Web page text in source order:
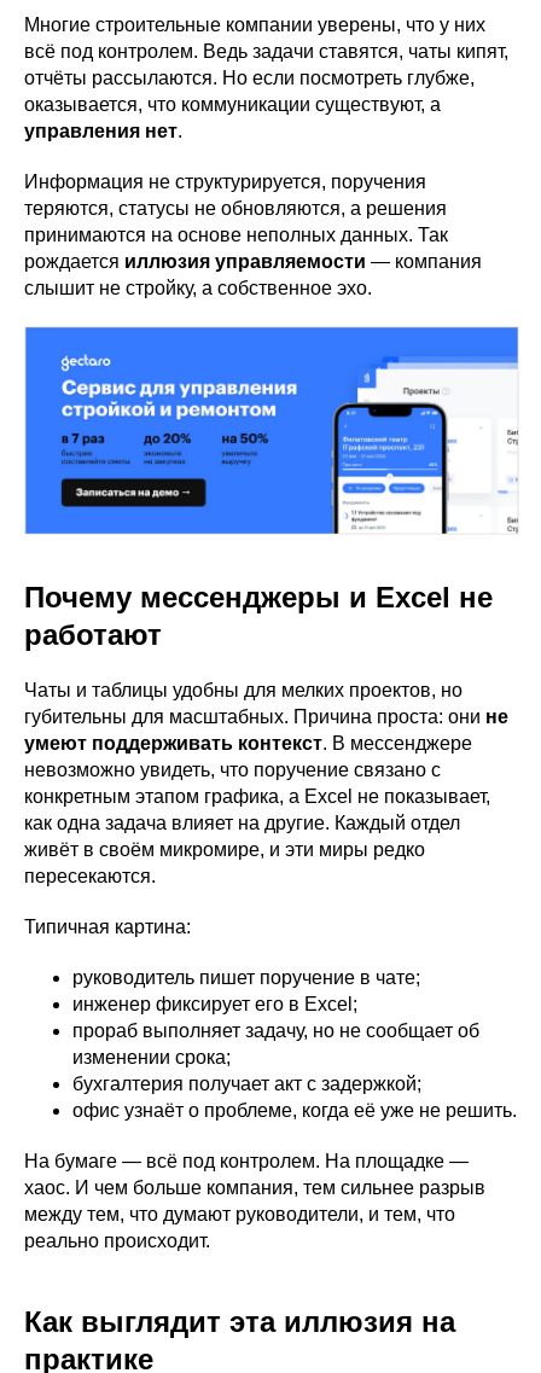
Многие строительные компании уверены, что у них
всё под контролем. Ведь задачи ставятся, чаты кипят,
отчёты рассылаются. Но если посмотреть глубже,
оказывается, что коммуникации существуют, а
управления нет.
Информация не структурируется, поручения
теряются, статусы не обновляются, а решения
принимаются на основе неполных данных. Так
рождается иллюзия управляемости — компания
слышит не стройку, а собственное эхо.
Почему мессенджеры и Excel не
работают
Чаты и таблицы удобны для мелких проектов, но
губительны для масштабных. Причина проста: они не
умеют поддерживать контекст. В мессенджере
невозможно увидеть, что поручение связано с
конкретным этапом графика, а Excel не показывает,
как одна задача влияет на другие. Каждый отдел
живёт в своём микромире, и эти миры редко
пересекаются.
Типичная картина:
руководитель пишет поручение в чате;
инженер фиксирует его в Excel;
прораб выполняет задачу, но не сообщает об
изменении срока;
бухгалтерия получает акт с задержкой;
офис узнаёт о проблеме, когда её уже не решить.
На бумаге — всё под контролем. На площадке —
хаос. И чем больше компания, тем сильнее разрыв
между тем, что думают руководители, и тем, что
реально происходит.
Как выглядит эта иллюзия на
практике